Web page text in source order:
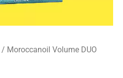
/ Moroccanoil Volume DUO